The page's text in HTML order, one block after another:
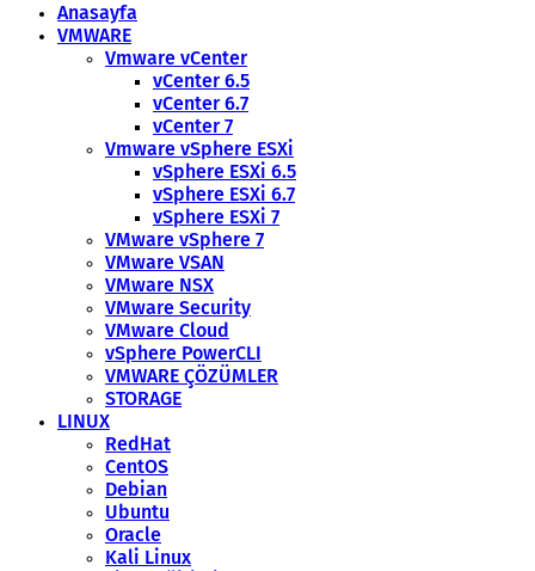
Anasayfa
VMWARE
Vmware vCenter
vCenter 6.5
vCenter 6.7
vCenter 7
Vmware vSphere ESXi
vSphere ESXi 6.5
vSphere ESXi 6.7
vSphere ESXi 7
VMware vSphere 7
VMware VSAN
VMware NSX
VMware Security
VMware Cloud
vSphere PowerCLI
VMWARE ÇÖZÜMLER
STORAGE
LINUX
RedHat
CentOS
Debian
Ubuntu
Oracle
Kali Linux